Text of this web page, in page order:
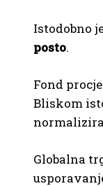
Istodobno
posto.
Fond
Bliskom
Globalna